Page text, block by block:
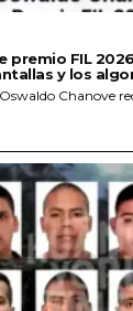
premio FIL
y los
Chanove